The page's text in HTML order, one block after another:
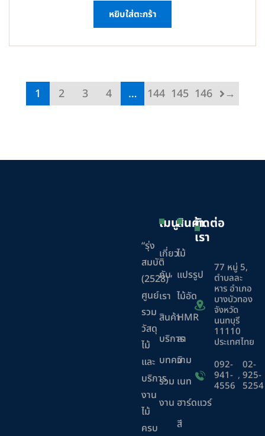
หยิบใส่ตะกร้า
1 2 3 4 … 144 145 146 →
“รุ่ง
สมบัติ
(2528)”
ศูนย์
รวม
วัสดุ
ไม้
และ
บริการ
งาน
ไม้
ครบ
เมนู
เกี่ยว
กับ
เรา
สินค้า
บริการ
บทความ
ร่วม
งาน
สินค้า
ไม้
แปรรูป
ไม้อัด
HMR
ลา
มิ
เนท
ฮาร์ดแวร์
สี
ติดต่อ
เรา
77 หมู่ 5,
ตำบลละ
หาร อำเภอ
บางบัวทอง
จังหวัด
นนทบุรี
11110
ประเทศไทย
092-
941-
4556
,
02-
925-
5254